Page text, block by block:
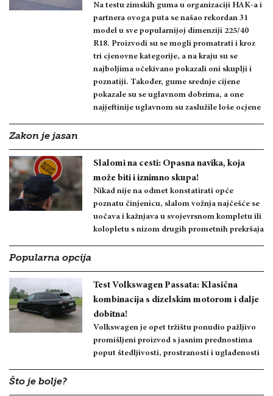
Na testu zimskih guma u organizaciji HAK-a i
partnera ovoga puta se našao rekordan 31
model u sve popularnijoj dimenziji 225/40
R18. Proizvodi su se mogli promatrati i kroz
tri cjenovne kategorije, a na kraju su se
najboljima očekivano pokazali oni skuplji i
poznatiji. Također, gume srednje cijene
pokazale su se uglavnom dobrima, a one
najjeftinije uglavnom su zaslužile loše ocjene
Zakon je jasan
Slalomi na cesti: Opasna navika, koja
može biti i iznimno skupa!
Nikad nije na odmet konstatirati opće
poznatu činjenicu, slalom vožnja najčešće se
uočava i kažnjava u svojevrsnom kompletu ili
kolopletu s nizom drugih prometnih prekršaja
Popularna opcija
Test Volkswagen Passata: Klasična
kombinacija s dizelskim motorom i dalje
dobitna!
Volkswagen je opet tržištu ponudio pažljivo
promišljeni proizvod s jasnim prednostima
poput štedljivosti, prostranosti i uglađenosti
Što je bolje?